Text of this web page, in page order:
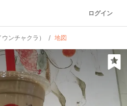
ログイン
ンチャクラ） 地図